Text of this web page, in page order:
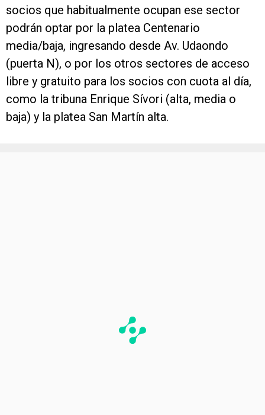
socios que habitualmente ocupan ese sector
podrán optar por la platea Centenario
media/baja, ingresando desde Av. Udaondo
(puerta N), o por los otros sectores de acceso
libre y gratuito para los socios con cuota al día,
como la tribuna Enrique Sívori (alta, media o
baja) y la platea San Martín alta.